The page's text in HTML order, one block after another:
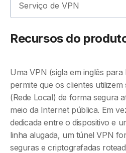
Serviço de VPN
Recursos do
Uma VPN (sigla em inglês para
permite que os clientes
(Rede Local) de forma segura
meio da Internet pública. Em
dedicada entre o dispositivo e
linha alugada, um túnel VPN
seguras e criptografadas